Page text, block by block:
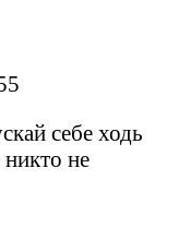
себе ходь
не